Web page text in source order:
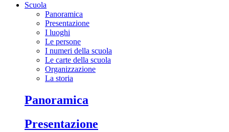
Scuola
Panoramica
Presentazione
I luoghi
Le persone
I numeri della scuola
Le carte della scuola
Organizzazione
La storia
Panoramica
Presentazione